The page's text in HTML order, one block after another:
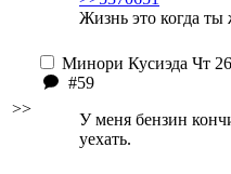
Жизнь это когда
>>
Минори Кусиэда Чт
#59
У меня бензин
уехать.